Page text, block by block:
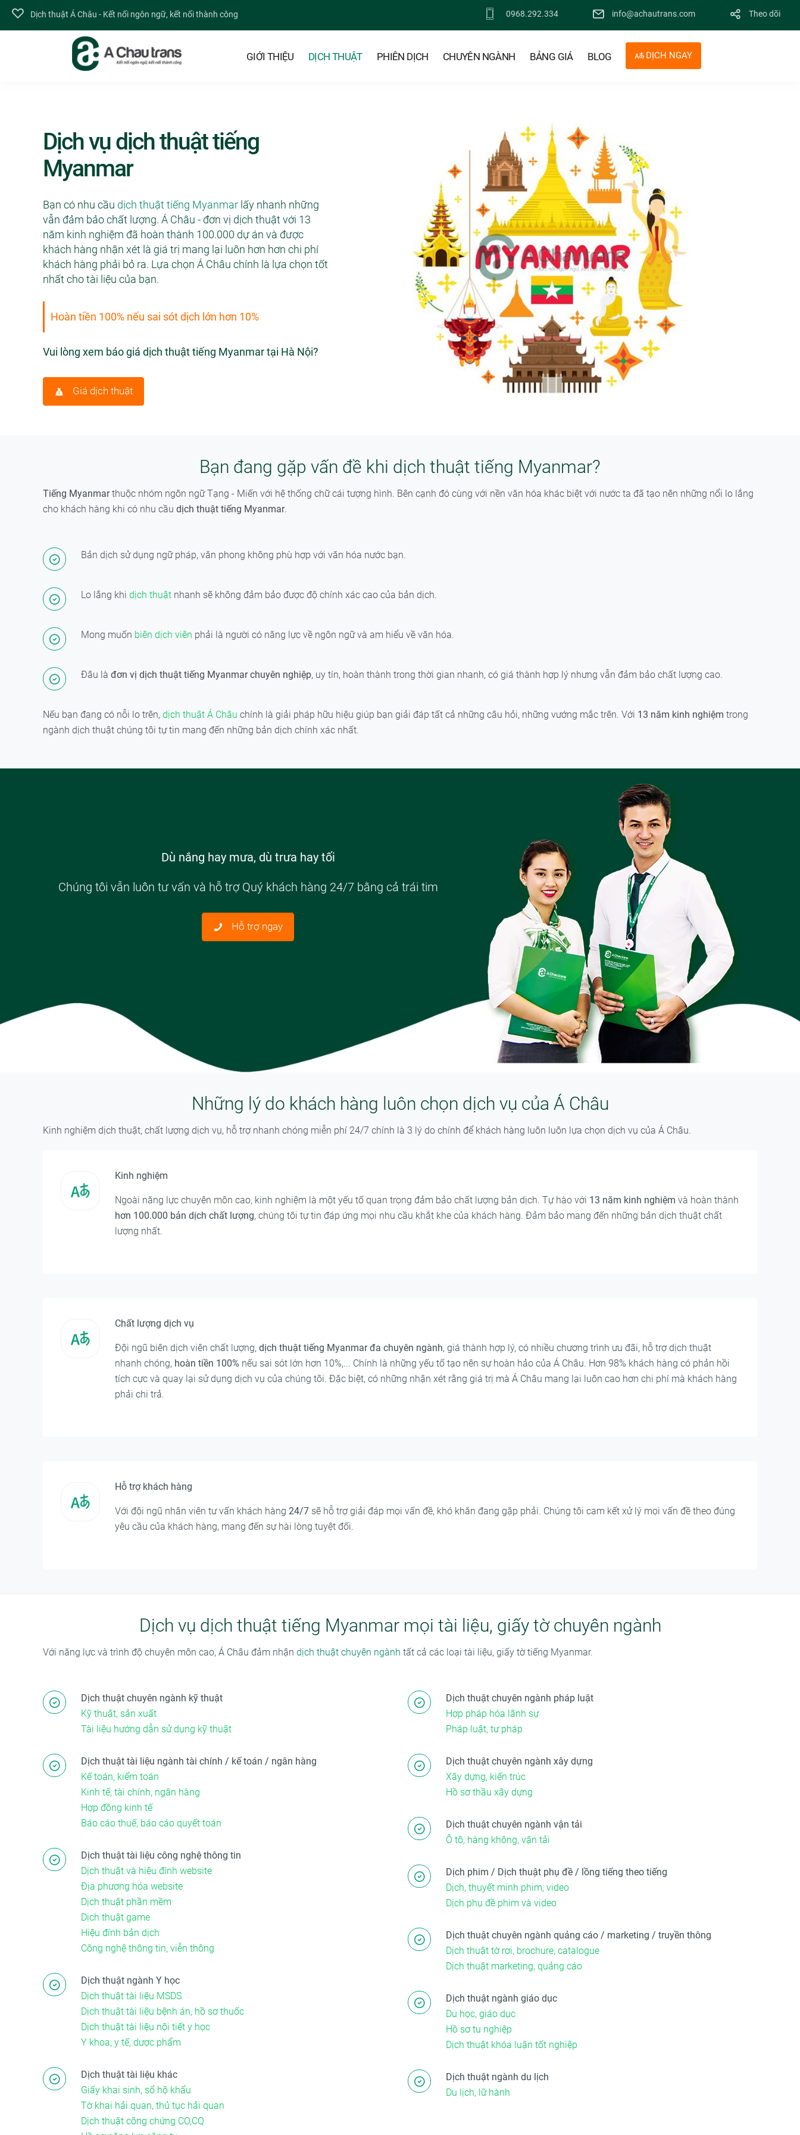
Dịch thuật Á Châu - Kết nối ngôn ngữ, kết nối thành công 0968.292.334 info@achautrans.com Theo dõi
GIỚI THIỆU DỊCH THUẬT PHIÊN DỊCH CHUYÊN NGÀNH BẢNG GIÁ BLOG DỊCH NGAY
Dịch vụ dịch thuật tiếng
Myanmar
Bạn có nhu cầu dịch thuật tiếng Myanmar lấy nhanh những
vẫn đảm bảo chất lượng. Á Châu - đơn vị dịch thuật với 13
năm kinh nghiệm đã hoàn thành 100.000 dự án và được
khách hàng nhận xét là giá trị mang lại luôn hơn hơn chi phí
khách hàng phải bỏ ra. Lựa chọn Á Châu chính là lựa chọn tốt
nhất cho tài liệu của bạn.
Hoàn tiền 100% nếu sai sót dịch lớn hơn 10%
Vui lòng xem báo giá dịch thuật tiếng Myanmar tại Hà Nội?
Giá dịch thuật
Bạn đang gặp vấn đề khi dịch thuật tiếng Myanmar?
Tiếng Myanmarthuộc nhóm ngôn ngữ Tạng - Miến với hệ thống chữ cái tượng hình. Bên cạnh đó cùng với nền văn hóa khác biệt với nước ta đã tạo nên những nổi lo lắng
cho khách hàng khi có nhu cầu dịch thuật tiếng Myanmar.
Bản dịch sử dụng ngữ pháp, văn phong không phù hợp với văn hóa nước bạn.
Lo lắng khi dịch thuật nhanh sẽ không đảm bảo được độ chính xác cao của bản dịch.
Mong muốn biên dịch viên phải là người có năng lực về ngôn ngữ và am hiểu về văn hóa.
Đâu là đơn vị dịch thuật tiếng Myanmar chuyên nghiệp, uy tín, hoàn thành trong thời gian nhanh, có giá thành hợp lý nhưng vẫn đảm bảo chất lượng cao.
Nếu bạn đang có nỗi lo trên, dịch thuật Á Châu chính là giải pháp hữu hiệu giúp bạn giải đáp tất cả những câu hỏi, những vướng mắc trên. Với 13 năm kinh nghiệm trong
ngành dịch thuật chúng tôi tự tin mang đến những bản dịch chính xác nhất.
Dù nắng hay mưa, dù trưa hay tối
Chúng tôi vẫn luôn tư vấn và hỗ trợ Quý khách hàng 24/7 bằng cả trái tim
Hỗ trợ ngay
Những lý do khách hàng luôn chọn dịch vụ của Á Châu
Kinh nghiệm dịch thuật, chất lượng dịch vụ, hỗ trợ nhanh chóng miễn phí 24/7 chính là 3 lý do chính để khách hàng luôn luôn lựa chọn dịch vụ của Á Châu.
Kinh nghiệm
Ngoài năng lực chuyên môn cao, kinh nghiệm là một yếu tố quan trọng đảm bảo chất lượng bản dịch. Tự hào với 13 năm kinh nghiệm và hoàn thành
hơn 100.000 bản dịch chất lượng, chúng tôi tự tin đáp ứng mọi nhu cầu khắt khe của khách hàng. Đảm bảo mang đến những bản dịch thuật chất
lượng nhất.
Chất lượng dịch vụ
Đội ngũ biên dịch viên chất lượng, dịch thuật tiếng Myanmar đa chuyên ngành, giá thành hợp lý, có nhiều chương trình ưu đãi, hỗ trợ dịch thuật
nhanh chóng, hoàn tiền 100% nếu sai sót lớn hơn 10%,... Chính là những yếu tố tạo nên sự hoàn hảo của Á Châu. Hơn 98% khách hàng có phản hồi
tích cực và quay lại sử dụng dịch vụ của chúng tôi. Đặc biệt, có những nhận xét rằng giá trị mà Á Châu mang lại luôn cao hơn chi phí mà khách hàng
phải chi trả.
Hỗ trợ khách hàng
Với đội ngũ nhân viên tư vấn khách hàng 24/7 sẽ hỗ trợ giải đáp mọi vấn đề, khó khăn đang gặp phải. Chúng tôi cam kết xử lý mọi vấn đề theo đúng
yêu cầu của khách hàng, mang đến sự hài lòng tuyệt đối.
Dịch vụ dịch thuật tiếng Myanmar mọi tài liệu, giấy tờ chuyên ngành
Với năng lực và trình độ chuyên môn cao, Á Châu đảm nhận dịch thuật chuyên ngành tất cả các loại tài liệu, giấy tờ tiếng Myanmar.
Dịch thuật chuyên ngành kỹ thuật
Kỹ thuật, sản xuất
Tài liệu hướng dẫn sử dụng kỹ thuật
Dịch thuật tài liệu ngành tài chính / kế toán / ngân hàng
Kế toán, kiểm toán
Kinh tế, tài chính, ngân hàng
Hợp đồng kinh tế
Báo cáo thuế, báo cáo quyết toán
Dịch thuật tài liệu công nghệ thông tin
Dịch thuật và hiệu đính website
Địa phương hóa website
Dịch thuật phần mềm
Dịch thuật game
Hiệu đính bản dịch
Công nghệ thông tin, viễn thông
Dịch thuật ngành Y học
Dịch thuật tài liệu MSDS
Dịch thuật tài liệu bệnh án, hồ sơ thuốc
Dịch thuật tài liệu nội tiết y học
Y khoa, y tế, dược phẩm
Dịch thuật tài liệu khác
Giấy khai sinh, sổ hộ khẩu
Tờ khai hải quan, thủ tục hải quan
Dịch thuật công chứng CO,CQ
Dịch thuật chuyên ngành pháp luật
Hợp pháp hóa lãnh sự
Pháp luật, tư pháp
Dịch thuật chuyên ngành xây dựng
Xây dựng, kiến trúc
Hồ sơ thầu xây dựng
Dịch thuật chuyên ngành vận tải
Ô tô, hàng không, vận tải
Dịch phim / Dịch thuật phụ đề / lồng tiếng theo tiếng
Dịch, thuyết minh phim, video
Dịch phụ đề phim và video
Dịch thuật chuyên ngành quảng cáo / marketing / truyền thông
Dịch thuật tờ rơi, brochure, catalogue
Dịch thuật marketing, quảng cáo
Dịch thuật ngành giáo dục
Du học, giáo dục
Hồ sơ tu nghiệp
Dịch thuật khóa luận tốt nghiệp
Dịch thuật ngành du lịch
Du lịch, lữ hành